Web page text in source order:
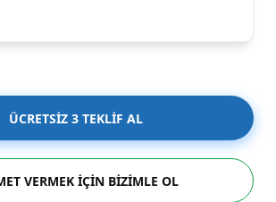
ÜCRETSİZ 3 TEKLİF AL
VERMEK İÇİN BİZİMLE OL